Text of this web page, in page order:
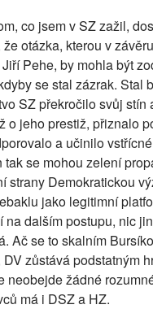
co jsem v SZ zažil,
otázka, kterou v
Pehe, by mohla být
se stal zázrak. Stal
SZ překročilo svůj stín
o jeho prestiž, přiznalo
a učinilo
tak se mohou zelení
strany Demokratickou
jako legitimní
na dalším postupu, nic
Ač se to skalním
zůstává podstatným
neobejde žádné
má i DSZ a HZ.